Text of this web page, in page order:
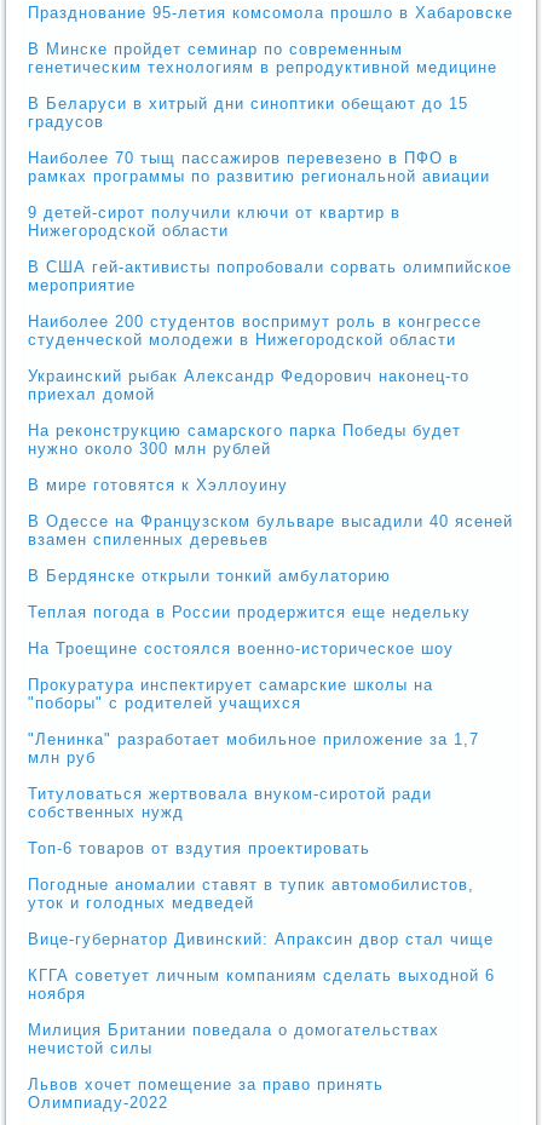
Празднование 95-летия комсомола прошло в Хабаровске
В Минске пройдет семинар по современным
генетическим технологиям в репродуктивной медицине
В Беларуси в хитрый дни синоптики обещают до 15
градусов
Наиболее 70 тыщ пассажиров перевезено в ПФО в
рамках программы по развитию региональной авиации
9 детей-сирот получили ключи от квартир в
Нижегородской области
В США гей-активисты попробовали сорвать олимпийское
мероприятие
Наиболее 200 студентов воспримут роль в конгрессе
студенческой молодежи в Нижегородской области
Украинский рыбак Александр Федорович наконец-то
приехал домой
На реконструкцию самарского парка Победы будет
нужно около 300 млн рублей
В мире готовятся к Хэллоуину
В Одессе на Французском бульваре высадили 40 ясеней
взамен спиленных деревьев
В Бердянске открыли тонкий амбулаторию
Теплая погода в России продержится еще недельку
На Троещине состоялся военно-историческое шоу
Прокуратура инспектирует самарские школы на
"поборы" с родителей учащихся
"Ленинка" разработает мобильное приложение за 1,7
млн руб
Титуловаться жертвовала внуком-сиротой ради
собственных нужд
Топ-6 товаров от вздутия проектировать
Погодные аномалии ставят в тупик автомобилистов,
уток и голодных медведей
Вице-губернатор Дивинский: Апраксин двор стал чище
КГГА советует личным компаниям сделать выходной 6
ноября
Милиция Британии поведала о домогательствах
нечистой силы
Львов хочет помещение за право принять
Олимпиаду-2022